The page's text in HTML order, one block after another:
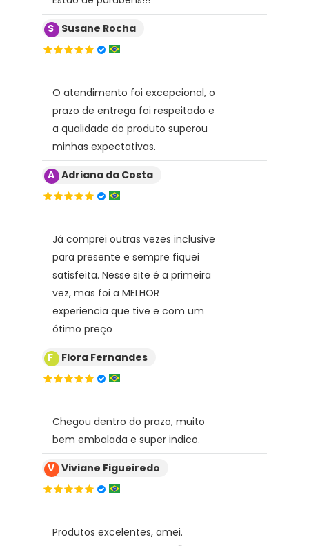
S Susane Rocha
O atendimento foi excepcional, o
prazo de entrega foi respeitado e
a qualidade do produto superou
minhas expectativas.
A Adriana da Costa
Já comprei outras vezes inclusive
para presente e sempre fiquei
satisfeita. Nesse site é a primeira
vez, mas foi a MELHOR
experiencia que tive e com um
ótimo preço
F Flora Fernandes
Chegou dentro do prazo, muito
bem embalada e super indico.
V Viviane Figueiredo
Produtos excelentes, amei.